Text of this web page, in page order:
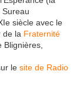
siècle avec le
de la Fraternité
le site de Radio